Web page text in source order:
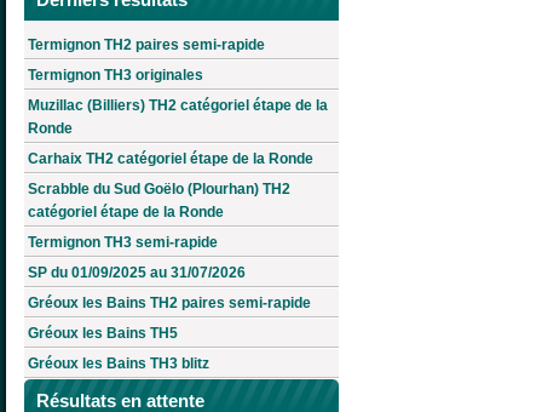
Termignon TH2 paires semi-rapide
Termignon TH3 originales
Muzillac (Billiers) TH2 catégoriel étape de la
Ronde
Carhaix TH2 catégoriel étape de la Ronde
Scrabble du Sud Goëlo (Plourhan) TH2
catégoriel étape de la Ronde
Termignon TH3 semi-rapide
SP du 01/09/2025 au 31/07/2026
Gréoux les Bains TH2 paires semi-rapide
Gréoux les Bains TH5
Gréoux les Bains TH3 blitz
Résultats en attente